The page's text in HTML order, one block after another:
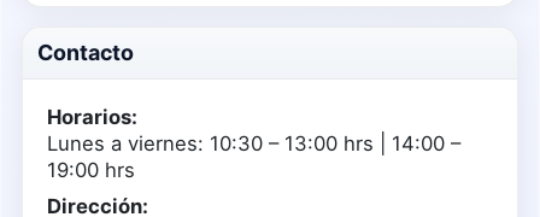
Contacto
Horarios:
Lunes a viernes: 10:30 – 13:00 hrs | 14:00 –
19:00 hrs
Dirección: